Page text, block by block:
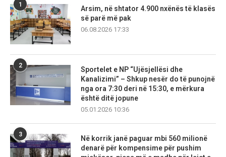
1
Arsim, në shtator 4.900 nxënës të klasës
së parë më pak
06.08.2026 17:33
2
Sportelet e NP “Ujësjellësi dhe
Kanalizimi” – Shkup nesër do të punojnë
nga ora 7:30 deri në 15:30, e mërkura
është ditë jopune
05.01.2026 10:36
3
Në korrik janë paguar mbi 560 milionë
denarë për kompensime për pushim